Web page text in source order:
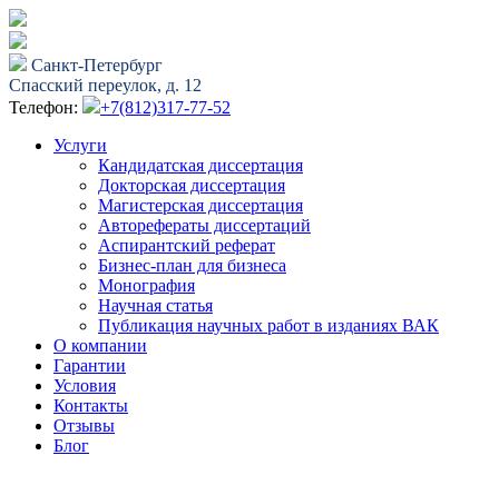
Санкт-Петербург
Спасский переулок, д. 12
Телефон:
+7(812)317-77-52
Услуги
Кандидатская диссертация
Докторская диссертация
Магистерская диссертация
Авторефераты диссертаций
Аспирантский реферат
Бизнес-план для бизнеса
Монография
Научная статья
Публикация научных работ в изданиях ВАК
О компании
Гарантии
Условия
Контакты
Отзывы
Блог